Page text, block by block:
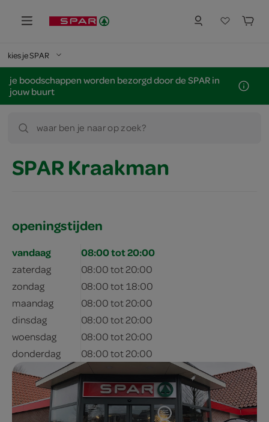
kies je SPAR
je boodschappen worden bezorgd door de SPAR in
jouw buurt
waar ben je naar op zoek?
SPAR Kraakman
openingstijden
vandaag 08:00 tot 20:00
zaterdag
08:00 tot 20:00
zondag
08:00 tot 18:00
maandag
08:00 tot 20:00
dinsdag
08:00 tot 20:00
woensdag
08:00 tot 20:00
donderdag
08:00 tot 20:00